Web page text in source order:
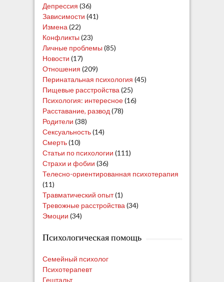
Депрессия (36)
Зависимости (41)
Измена (22)
Конфликты (23)
Личные проблемы (85)
Новости (17)
Отношения (209)
Перинатальная психология (45)
Пищевые расстройства (25)
Психология: интересное(16)
Расставание, развод (78)
Родители (38)
Сексуальность(14)
Смерть(10)
Статьи по психологии (111)
Страхи и фобии (36)
Телесно-ориентированная психотерапия
(11)
Травматический опыт(1)
Тревожные расстройства (34)
Эмоции (34)
Психологическая помощь
Семейный психолог
Психотерапевт
Гештальт